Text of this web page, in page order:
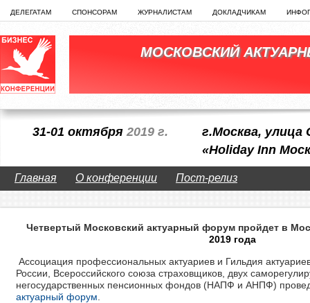
ДЕЛЕГАТАМ СПОНСОРАМ ЖУРНАЛИСТАМ ДОКЛАДЧИКАМ
МОСКОВСКИЙ
31-01 октября 2019 г.
г.Москва, улица
«Holiday Inn
Главная О конференции Пост-релиз
Четвертый Московский актуарный форум пройдет в
2019 года
Ассоциация профессиональных актуариев и Гильдия
России, Всероссийского союза страховщиков, двух
негосударственных пенсионных фондов (НАПФ и АНПФ)
актуарный форум